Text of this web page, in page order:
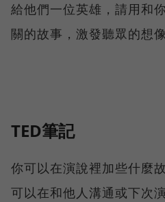
給他們一位英雄，請用和
關的故事，激發聽眾的想像
TED筆記
你可以在演說裡加些什麼
可以在和他人溝通或下次